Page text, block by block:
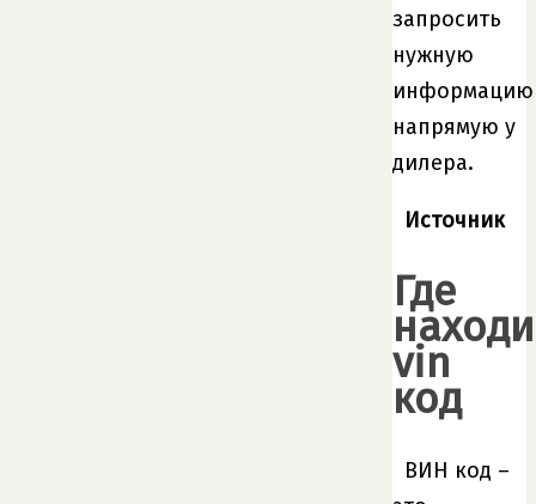
запросить
нужную
информацию
напрямую у
дилера.
Источник
Где
vin
код
ВИН код –